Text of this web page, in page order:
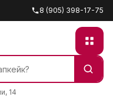
8 (905) 398-17-75
14